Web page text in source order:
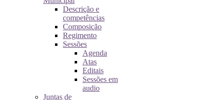
Descrição e
competências
Composição
Regimento
Sessões
Agenda
Atas
Editais
Sessões em
audio
Juntas de